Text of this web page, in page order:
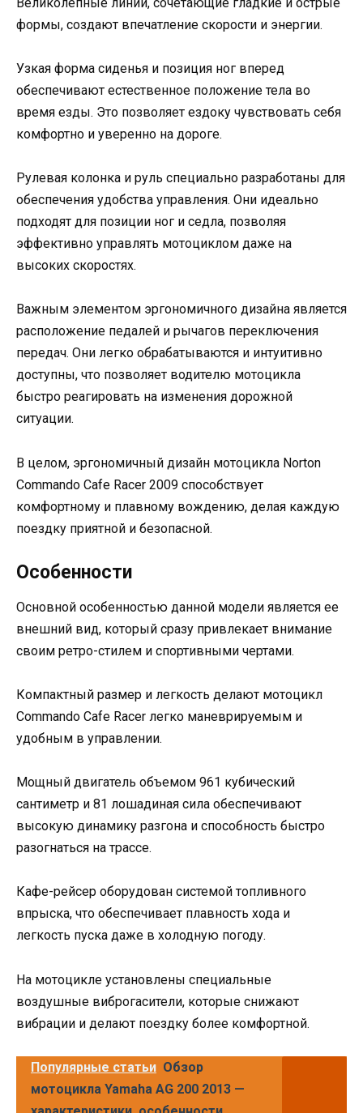
формы, создают впечатление скорости и энергии.
Узкая форма сиденья и позиция ног вперед
обеспечивают естественное положение тела во
время езды. Это позволяет ездоку чувствовать себя
комфортно и уверенно на дороге.
Рулевая колонка и руль специально разработаны для
обеспечения удобства управления. Они идеально
подходят для позиции ног и седла, позволяя
эффективно управлять мотоциклом даже на
высоких скоростях.
Важным элементом эргономичного дизайна является
расположение педалей и рычагов переключения
передач. Они легко обрабатываются и интуитивно
доступны, что позволяет водителю мотоцикла
быстро реагировать на изменения дорожной
ситуации.
В целом, эргономичный дизайн мотоцикла Norton
Commando Cafe Racer 2009 способствует
комфортному и плавному вождению, делая каждую
поездку приятной и безопасной.
Особенности
Основной особенностью данной модели является ее
внешний вид, который сразу привлекает внимание
своим ретро-стилем и спортивными чертами.
Компактный размер и легкость делают мотоцикл
Commando Cafe Racer легко маневрируемым и
удобным в управлении.
Мощный двигатель объемом 961 кубический
сантиметр и 81 лошадиная сила обеспечивают
высокую динамику разгона и способность быстро
разогнаться на трассе.
Кафе-рейсер оборудован системой топливного
впрыска, что обеспечивает плавность хода и
легкость пуска даже в холодную погоду.
На мотоцикле установлены специальные
воздушные виброгасители, которые снижают
вибрации и делают поездку более комфортной.
Популярные статьи Обзор
мотоцикла Yamaha AG 200 2013 —